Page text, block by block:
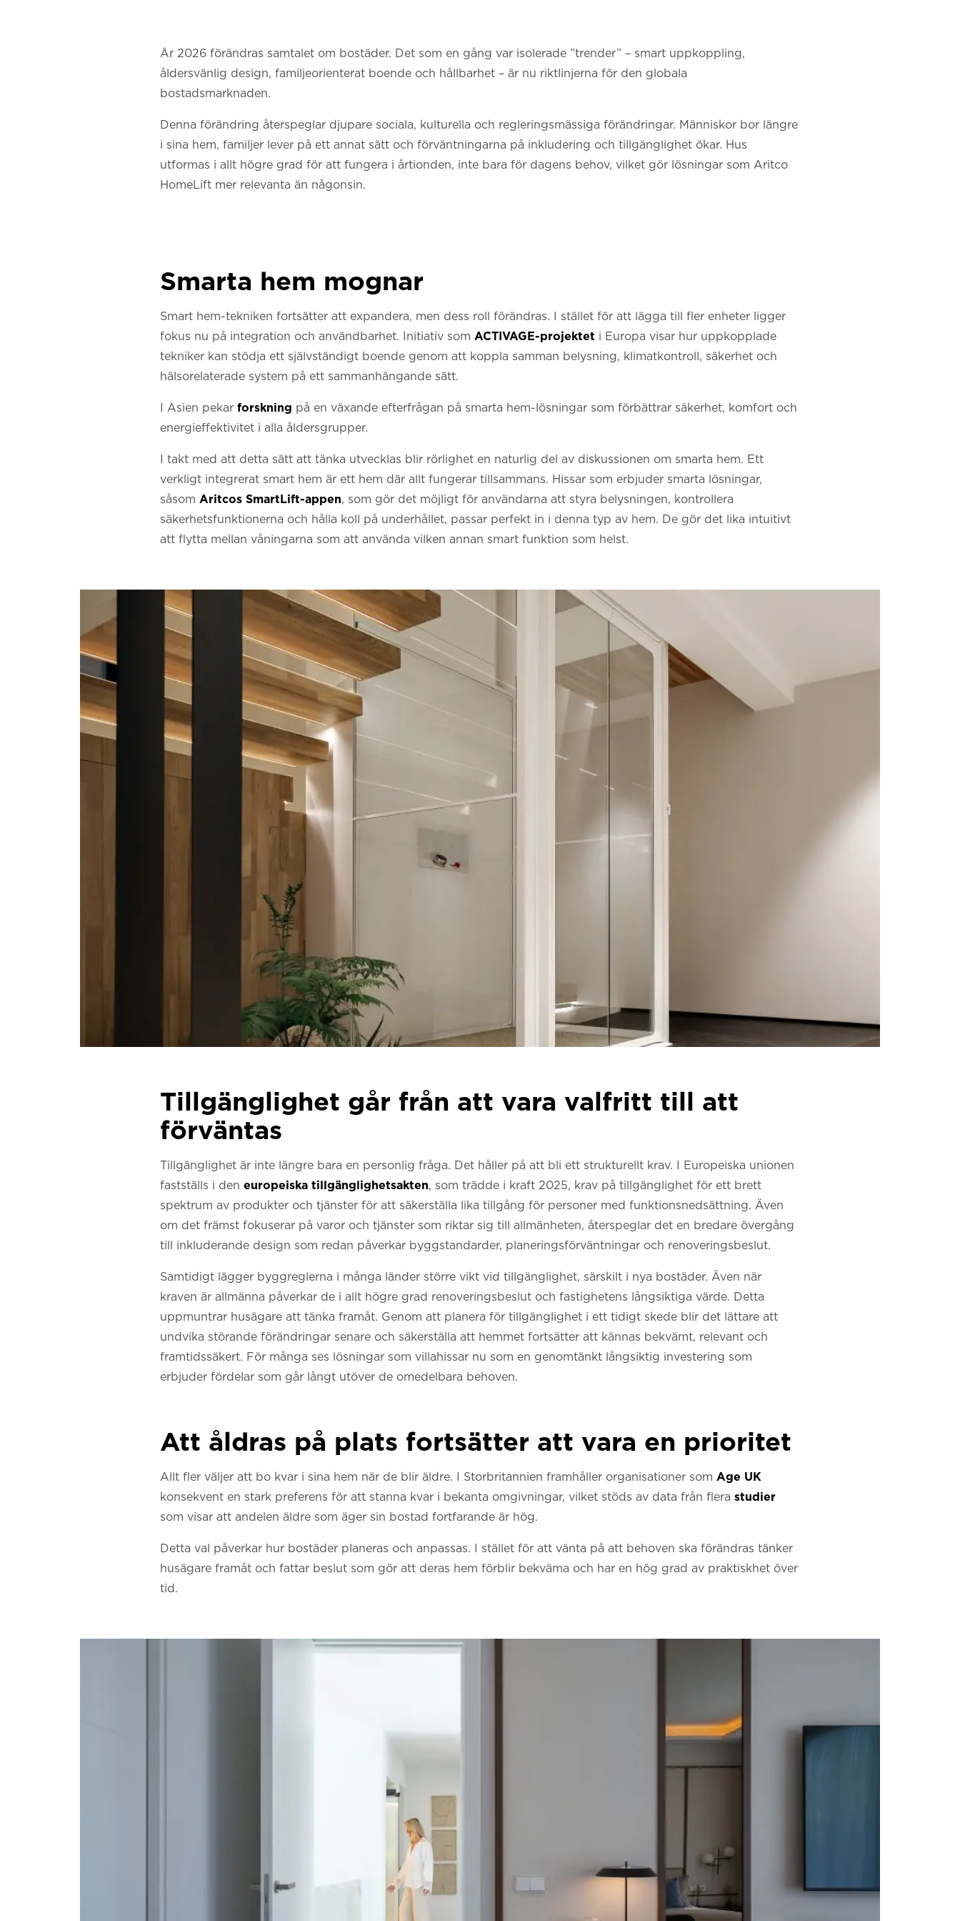
År 2026 förändras samtalet om bostäder. Det som en gång var isolerade ”trender” – smart uppkoppling,
åldersvänlig design, familjeorienterat boende och hållbarhet – är nu riktlinjerna för den globala
bostadsmarknaden.
Denna förändring återspeglar djupare sociala, kulturella och regleringsmässiga förändringar. Människor bor längre
i sina hem, familjer lever på ett annat sätt och förväntningarna på inkludering och tillgänglighet ökar. Hus
utformas i allt högre grad för att fungera i årtionden, inte bara för dagens behov, vilket gör lösningar som Aritco
HomeLift mer relevanta än någonsin.
Smarta hem mognar
Smart hem-tekniken fortsätter att expandera, men dess roll förändras. I stället för att lägga till fler enheter ligger
fokus nu på integration och användbarhet. Initiativ som ACTIVAGE-projektet i Europa visar hur uppkopplade
tekniker kan stödja ett självständigt boende genom att koppla samman belysning, klimatkontroll, säkerhet och
hälsorelaterade system på ett sammanhängande sätt.
I Asien pekar forskning på en växande efterfrågan på smarta hem-lösningar som förbättrar säkerhet, komfort och
energieffektivitet i alla åldersgrupper.
I takt med att detta sätt att tänka utvecklas blir rörlighet en naturlig del av diskussionen om smarta hem. Ett
verkligt integrerat smart hem är ett hem där allt fungerar tillsammans. Hissar som erbjuder smarta lösningar,
såsom Aritcos SmartLift-appen, som gör det möjligt för användarna att styra belysningen, kontrollera
säkerhetsfunktionerna och hålla koll på underhållet, passar perfekt in i denna typ av hem. De gör det lika intuitivt
att flytta mellan våningarna som att använda vilken annan smart funktion som helst.
Tillgänglighet går från att vara valfritt till att
förväntas
Tillgänglighet är inte längre bara en personlig fråga. Det håller på att bli ett strukturellt krav. I Europeiska unionen
fastställs i den europeiska tillgänglighetsakten, som trädde i kraft 2025, krav på tillgänglighet för ett brett
spektrum av produkter och tjänster för att säkerställa lika tillgång för personer med funktionsnedsättning. Även
om det främst fokuserar på varor och tjänster som riktar sig till allmänheten, återspeglar det en bredare övergång
till inkluderande design som redan påverkar byggstandarder, planeringsförväntningar och renoveringsbeslut.
Samtidigt lägger byggreglerna i många länder större vikt vid tillgänglighet, särskilt i nya bostäder. Även när
kraven är allmänna påverkar de i allt högre grad renoveringsbeslut och fastighetens långsiktiga värde. Detta
uppmuntrar husägare att tänka framåt. Genom att planera för tillgänglighet i ett tidigt skede blir det lättare att
undvika störande förändringar senare och säkerställa att hemmet fortsätter att kännas bekvämt, relevant och
framtidssäkert. För många ses lösningar som villahissar nu som en genomtänkt långsiktig investering som
erbjuder fördelar som går långt utöver de omedelbara behoven.
Att åldras på plats fortsätter att vara en prioritet
Allt fler väljer att bo kvar i sina hem när de blir äldre. I Storbritannien framhåller organisationer som Age UK
konsekvent en stark preferens för att stanna kvar i bekanta omgivningar, vilket stöds av data från flera studier
som visar att andelen äldre som äger sin bostad fortfarande är hög.
Detta val påverkar hur bostäder planeras och anpassas. I stället för att vänta på att behoven ska förändras tänker
husägare framåt och fattar beslut som gör att deras hem förblir bekväma och har en hög grad av praktiskhet över
tid.